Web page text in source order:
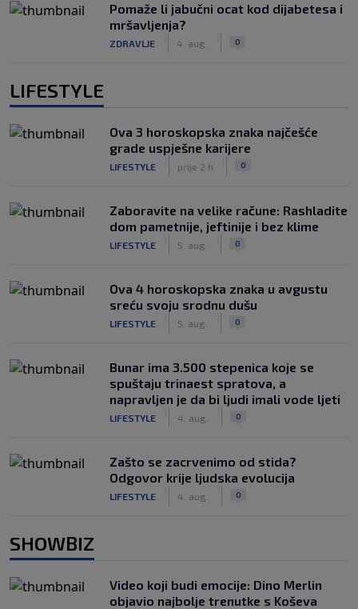
Pomaže li jabučni ocat kod dijabetesa i
mršavljenja?
ZDRAVLJE 4. aug. 0
LIFESTYLE
Ova 3 horoskopska znaka najčešće
grade uspješne karijere
LIFESTYLE prije 2 h 0
Zaboravite na velike račune: Rashladite
dom pametnije, jeftinije i bez klime
LIFESTYLE 5. aug. 0
Ova 4 horoskopska znaka u avgustu
sreću svoju srodnu dušu
LIFESTYLE 5. aug. 0
Bunar imа 3.500 stepenica koje se
spuštaju trinaest spratova, a
napravljen je da bi ljudi imali vode ljeti
LIFESTYLE 4. aug. 0
Zašto se zacrvenimo od stida?
Odgovor krije ljudska evolucija
LIFESTYLE 4. aug. 0
SHOWBIZ
Video koji budi emocije: Dino Merlin
objavio najbolje trenutke s Koševa